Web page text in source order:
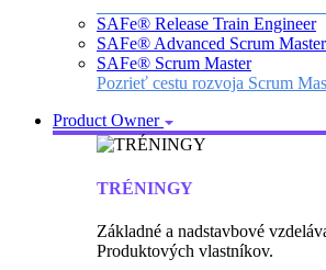
SAFe® Release Train Engineer
SAFe® Advanced Scrum Master
SAFe® Scrum Master
Pozrieť cestu rozvoja Scrum
Product Owner
TRÉNINGY
Základné a nadstavbové
Produktových vlastníkov.